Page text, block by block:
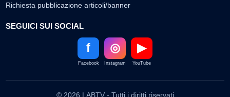
Richiesta pubblicazione articoli/banner
SEGUICI SUI SOCIAL
f
Facebook
◎
Instagram
▶
YouTube
© 2026 LABTV - Tutti i diritti riservati